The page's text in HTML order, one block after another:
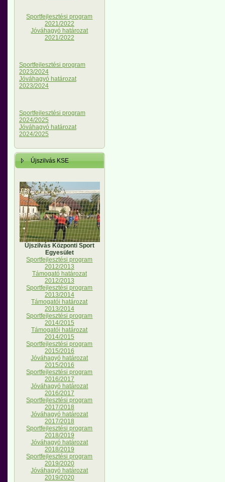
Sportfejlesztési program
2021/2022
Jóváhagyó határozat
2021/2022
Sportfejlesztési program
2023/2024
Jóváhagyó határozat
2023/2024
Sportfejlesztési program
2024/2025
Jóváhagyó határozat
2024/2025
Újszilvás KSE
Újszilvás Központi Sport
Egyesület
Sportfejlesztési program
2012/2013
Támogató határozat
2012/2013
Sportfejlesztési program
2013/2014
Támogatói határozat
2013/2014
Sportfejlesztési program
2014/2015
Támogatói határozat
2014/2015
Sportfejlesztési program
2015/2016
Jóváhagyó határozat
2015/2016
Sportfejlesztési program
2016/2017
Jóváhagyó határozat
2016/2017
Sportfejlesztési program
2017/2018
Jóváhagyó határozat
2017/2018
Sportfejlesztési program
2018/2019
Jóváhagyó határozat
2018/2019
Sportfejlesztési program
2019/2020
Jóváhagyó határozat
2019/2020